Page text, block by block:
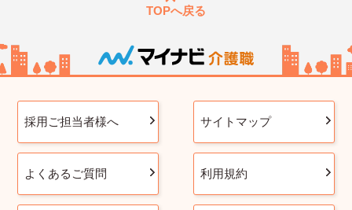
TOPへ戻る
採用ご担当者様へ サイトマップ
よくあるご質問 利用規約